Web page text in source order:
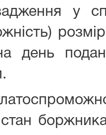
у
день